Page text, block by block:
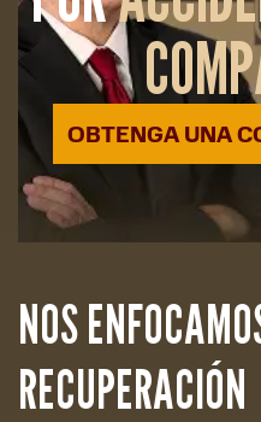
OBTENGA UNA
NOS
RECUPERACIÓN